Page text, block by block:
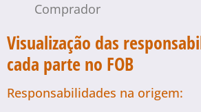
Comprador
Visualização das
cada parte no FOB
Responsabilidades na origem: